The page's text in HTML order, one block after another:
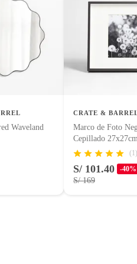
Waveland
CRATE &
Marco de Foto
Cepillado 27x27cm
(1)
S/ 101.40 -40%
S/ 169